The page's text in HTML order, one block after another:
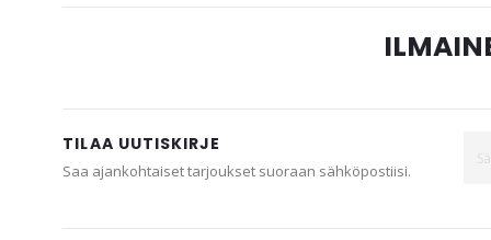
TILAA UUTISKIRJE
Saa ajankohtaiset tarjoukset suoraan sähköpostiisi.